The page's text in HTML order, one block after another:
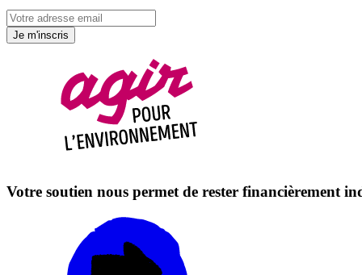
Je m'inscris
Votre soutien nous permet de rester financièrement